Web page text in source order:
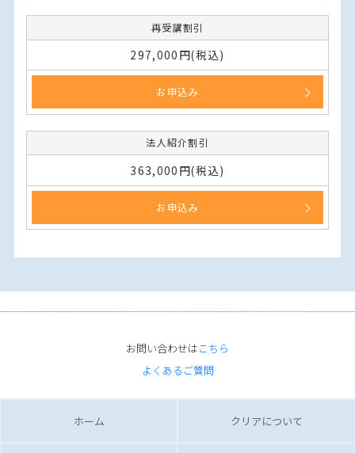
再受講割引
297,000円(税込)
お申込み
法人紹介割引
363,000円(税込)
お申込み
お問い合わせはこちら
よくあるご質問
ホーム クリアについて